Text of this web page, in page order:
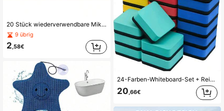
20 Stück wiederverwendbare Mikrofaser-Reinigungstücher, 20 x 20 cm super saugfähige Tücher mit Aufhängelöchern, kratzfrei & maschinenwaschbar, Mehrzweck für Küche, Bad, Büro, Auto, Glas, Spiegel, Arbeitsplatte Staubwischen und Geschirrreinigung
9 übrig
2,58€
24-Farben-Whiteboard-Set + Reinigungsspray, abwischbare Whiteboard-Aufkleber für Klassenzimmer, Zuhause, Büro, Mehrzweck-Wertpaket für Schreibwaren
20,66€